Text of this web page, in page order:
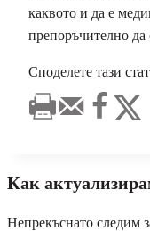
каквото и да е
препоръчително да
Споделете тази
Как
Непрекъснато следим